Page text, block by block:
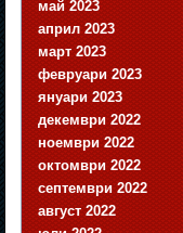
май 2023
април 2023
март 2023
февруари 2023
януари 2023
декември 2022
ноември 2022
октомври 2022
септември 2022
август 2022